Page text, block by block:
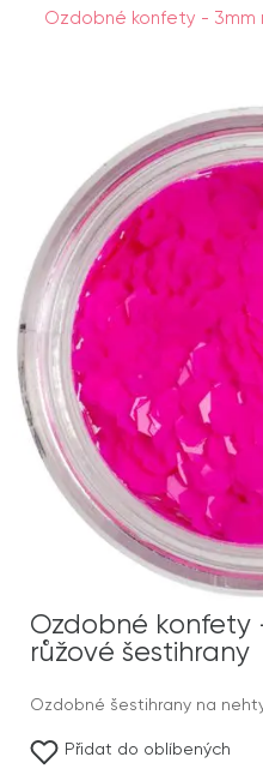
Ozdobné konfety - 3mm
Ozdobné konfety
růžové šestihrany
Ozdobné šestihrany na
Přidat do oblíbených